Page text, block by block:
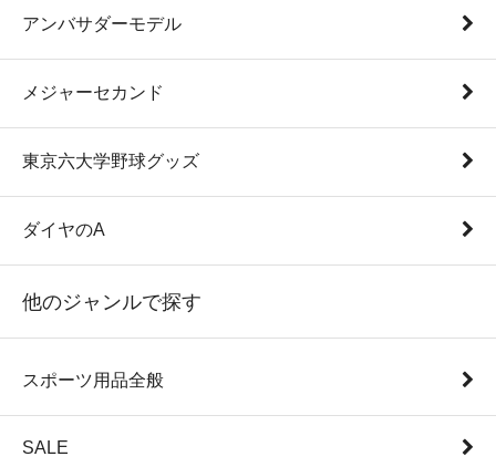
アンバサダーモデル
メジャーセカンド
東京六大学野球グッズ
ダイヤのA
他のジャンルで探す
スポーツ用品全般
SALE